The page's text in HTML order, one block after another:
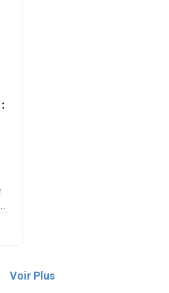
Voir Plus